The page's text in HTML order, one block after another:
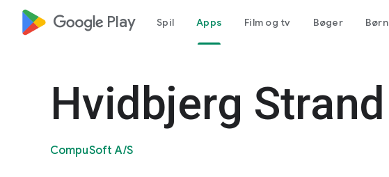
google_logo Play Spil Apps Film og tv Bøger Børn
Hvidbjerg Strand
CompuSoft A/S